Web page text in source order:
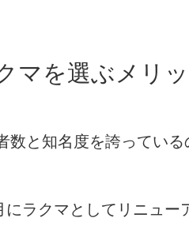
マを選ぶメリ
と知名度を誇っている
ラクマとしてリニュー